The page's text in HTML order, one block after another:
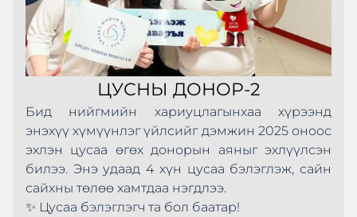
ЦУСНЫ ДОНОР-2
Бид нийгмийн хариуцлагынхаа хүрээнд
энэхүү хүмүүнлэг үйлсийг дэмжин 2025 оноос
эхлэн цусаа өгөх донорын аяныг эхлүүлсэн
билээ. Энэ удаад 4 хүн цусаа бэлэглэж, сайн
сайхны төлөө хамтдаа нэгдлээ.
✨ Цусаа бэлэглэгч та бол баатар!